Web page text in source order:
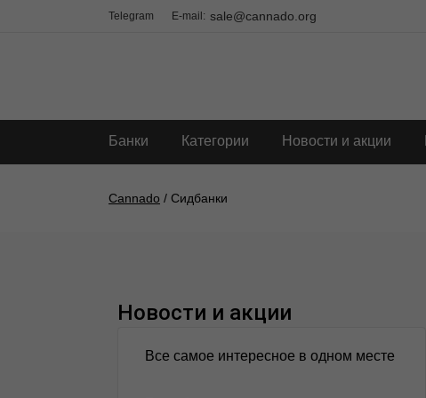
Telegram E-mail: sale@cannado.org
Банки Категории Новости и акции
Cannado / Сидбанки
Новости и акции
Все самое интересное в одном месте